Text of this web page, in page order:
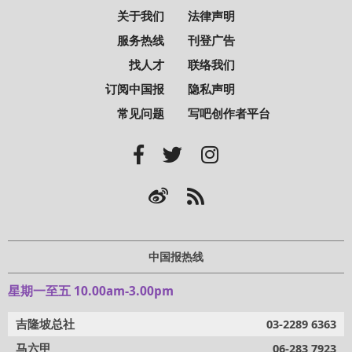
关于我们
服务热线
找人才
订阅中国报
常见问题
法律声明
刊登广告
联络我们
隐私声明
写吧创作者平台
中国报热线
星期一至五 10.00am-3.00pm
吉隆坡总社
03-2289 6363
马六甲
06-283 7923